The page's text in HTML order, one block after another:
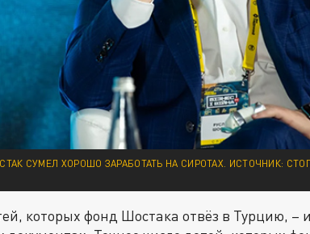
СУМЕЛ ХОРОШО ЗАРАБОТАТЬ НА СИРОТАХ. ИСТОЧНИК:
которых фонд Шостака отвёз в Турцию, –